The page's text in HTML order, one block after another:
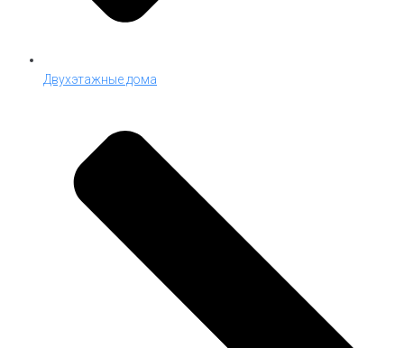
Двухэтажные дома